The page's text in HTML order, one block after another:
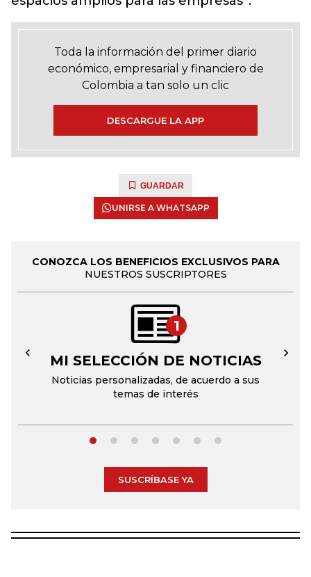
Toda la información del primer diario
económico, empresarial y financiero de
Colombia a tan solo un clic
DESCARGUE LA APP
GUARDAR
UNIRSE A WHATSAPP
CONOZCA LOS BENEFICIOS EXCLUSIVOS PARA
NUESTROS SUSCRIPTORES
1
MI SELECCIÓN DE NOTICIAS
Noticias personalizadas, de acuerdo a sus
temas de interés
← →
SUSCRÍBASE YA